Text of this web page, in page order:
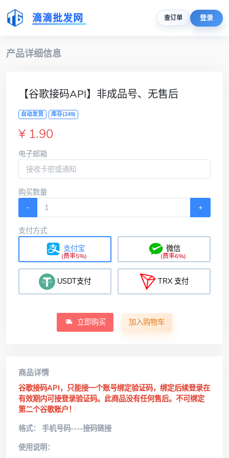
滴滴批发网 查订单 登录
产品详细信息
【谷歌接码API】非成品号、无售后
自动发货 库存(249)
¥ 1.90
电子邮箱
购买数量
-
+
支付方式
支付宝
(费率5%)
微信
(费率6%)
USDT支付 TRX 支付
立即购买 加入购物车
商品详情
谷歌接码API，只能接一个账号绑定验证码，绑定后续登录在
有效期内可接登录验证码。此商品没有任何售后。不可绑定
第二个谷歌账户！
格式： 手机号码----接码链接
使用说明：